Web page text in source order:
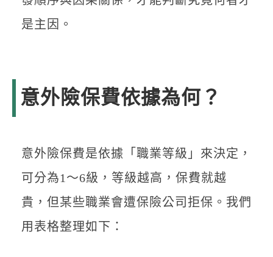
是主因。
意外險保費依據為何？
意外險保費是依據「職業等級」來決定，
可分為1～6級，等級越高，保費就越
貴，但某些職業會遭保險公司拒保。我們
用表格整理如下：